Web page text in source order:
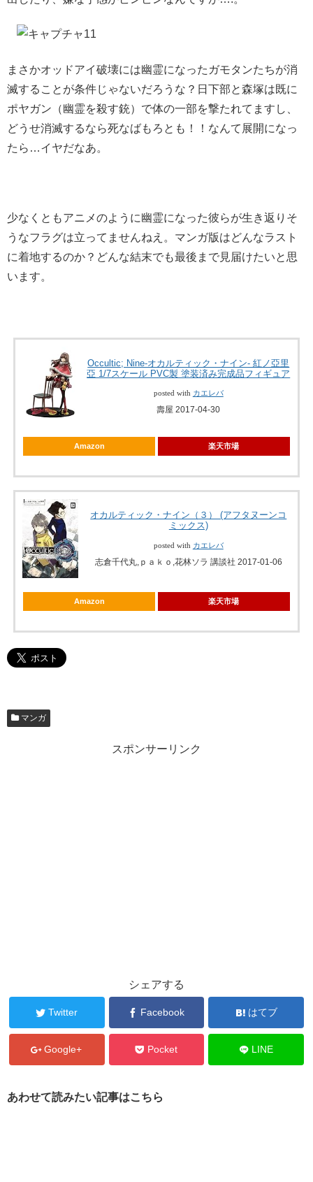
まさかオッドアイ破壊には幽霊になったガモタンたちが消
滅することが条件じゃないだろうな？日下部と森塚は既に
ポヤガン（幽霊を殺す銃）で体の一部を撃たれてますし、
どうせ消滅するなら死なばもろとも！！なんて展開になっ
たら…イヤだなあ。
少なくともアニメのように幽霊になった彼らが生き返りそ
うなフラグは立ってませんねえ。マンガ版はどんなラスト
に着地するのか？どんな結末でも最後まで見届けたいと思
います。
Occultic; Nine-オカルティック・ナイン- 紅ノ亞里
亞 1/7スケール PVC製 塗装済み完成品フィギュア
posted with カエレバ
壽屋 2017-04-30
Amazon 楽天市場
オカルティック・ナイン（３） (アフタヌーンコ
ミックス)
posted with カエレバ
志倉千代丸,ｐａｋｏ,花林ソラ 講談社 2017-01-06
Amazon 楽天市場
マンガ
スポンサーリンク
シェアする
Twitter Facebook はてブ
Google+ Pocket LINE
あわせて読みたい記事はこちら